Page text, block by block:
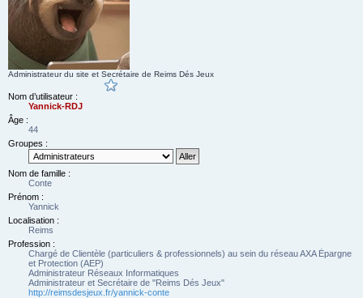
Administrateur du site et Secrétaire de Reims Dés Jeux
Nom d’utilisateur :
Yannick-RDJ
Âge :
44
Groupes :
Nom de famille :
Conte
Prénom :
Yannick
Localisation :
Reims
Profession :
Chargé de Clientèle (particuliers & professionnels) au sein du réseau AXA Épargne
et Protection (AEP)
Administrateur Réseaux Informatiques
Administrateur et Secrétaire de "Reims Dés Jeux"
http://reimsdesjeux.fr/yannick-conte